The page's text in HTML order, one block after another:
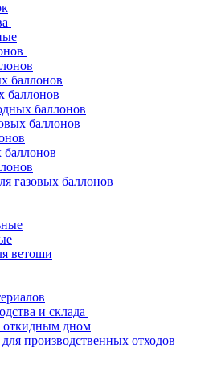
баллонов
баллонов
баллонов
баллонов
газовых баллонов
ветоши
и склада
откидным дном
производственных отходов